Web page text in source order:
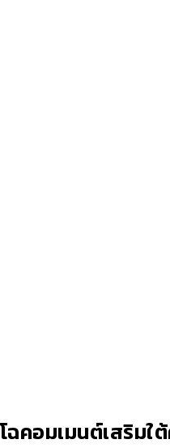
คอมเมนต์เสริมใ